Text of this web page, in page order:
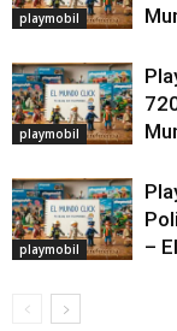
playmobil
playmobil
playmobil
–